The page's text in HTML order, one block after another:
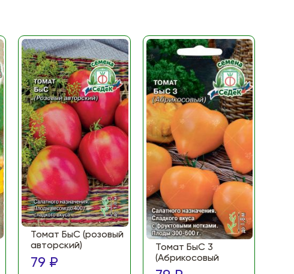
Томат БыС (розовый
авторский)
79 ₽
Томат БыС 3
(Абрикосовый